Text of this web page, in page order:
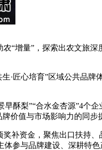
“增量”，探索出农文旅深
·匠心培育”区域公共品牌
酥梨”“合水金杏源”4个企
价值与市场影响力的同步
补资金，聚焦出口扶持、
参与品牌建设、深耕特色